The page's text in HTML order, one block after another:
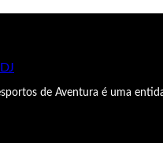
de Aventura é uma